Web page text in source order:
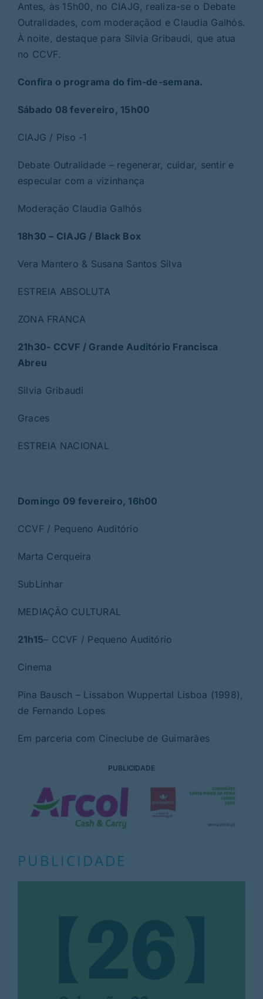
Antes, às 15h00, no CIAJG, realiza-se o Debate
Outralidades, com moderaçãod e Claudia Galhós.
À noite, destaque para Silvia Gribaudi, que atua
no CCVF.
Confira o programa do fim-de-semana.
Sábado 08 fevereiro, 15h00
CIAJG / Piso -1
Debate Outralidade – regenerar, cuidar, sentir e
especular com a vizinhança
Moderação Claudia Galhós
18h30 – CIAJG / Black Box
Vera Mantero & Susana Santos Silva
ESTREIA ABSOLUTA
ZONA FRANCA
21h30- CCVF / Grande Auditório Francisca
Abreu
Silvia Gribaudi
Graces
ESTREIA NACIONAL
Domingo 09 fevereiro, 16h00
CCVF / Pequeno Auditório
Marta Cerqueira
SubLinhar
MEDIAÇÃO CULTURAL
21h15– CCVF / Pequeno Auditório
Cinema
Pina Bausch – Lissabon Wuppertal Lisboa (1998),
de Fernando Lopes
Em parceria com Cineclube de Guimarães
PUBLICIDADE
PUBLICIDADE